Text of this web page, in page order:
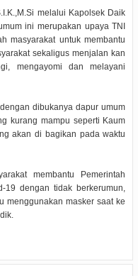
melalui Kapolsek Daik
ini merupakan upaya TNI
masyarakat untuk membantu
sekaligus menjalan kan
mengayomi dan melayani
dibukanya dapur umum
kurang mampu seperti Kaum
akan di bagikan pada waktu
membantu Pemerintah
19 dengan tidak berkerumun,
menggunakan masker saat ke